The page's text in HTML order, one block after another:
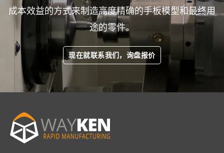
成本效益的方式来制造高度精确的手板模型和最终用
途的零件。
现在就联系我们，询盘报价